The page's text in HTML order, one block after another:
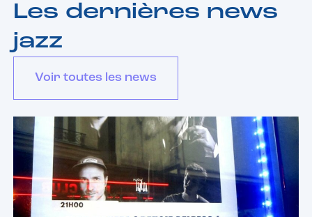
Les dernières news
jazz
Voir toutes les news